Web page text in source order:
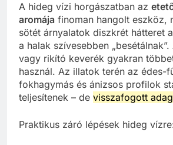
A hideg vízi horgászatban az
aromája finoman hangolt eszköz,
sötét árnyalatok diszkrét hátteret
a halak szívesebben
vagy rikító keverék gyakran
használ. Az illatok terén az édes-
fokhagymás és ánizsos profilok
teljesítenek – de visszafogott
Praktikus záró lépések hideg